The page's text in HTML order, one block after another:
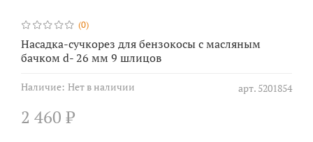
(0)
арт. 5201854
Наличие: Нет в наличии
2 460 ₽
Насадка-сучкорез для бензокосы с масляным
бачком d- 26 мм 9 шлицов